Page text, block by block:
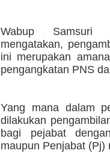
Wabup Samsuri
mengatakan,
ini merupakan
pengangkatan PNS
Yang mana dalam
dilakukan
bagi pejabat
maupun Penjabat (Pj)